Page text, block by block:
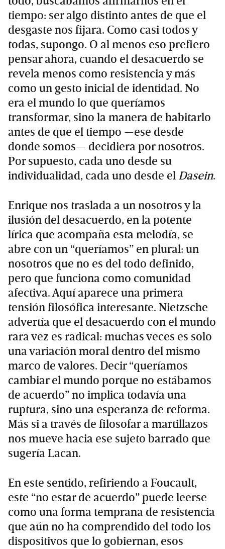
tiempo: ser algo distinto antes de que el
desgaste nos fijara. Como casi todos y
todas, supongo. O al menos eso prefiero
pensar ahora, cuando el desacuerdo se
revela menos como resistencia y más
como un gesto inicial de identidad. No
era el mundo lo que queríamos
transformar, sino la manera de habitarlo
antes de que el tiempo —ese desde
donde somos— decidiera por nosotros.
Por supuesto, cada uno desde su
individualidad, cada uno desde el Dasein.
Enrique nos traslada a un nosotros y la
ilusión del desacuerdo, en la potente
lírica que acompaña esta melodía, se
abre con un “queríamos” en plural: un
nosotros que no es del todo definido,
pero que funciona como comunidad
afectiva. Aquí aparece una primera
tensión filosófica interesante. Nietzsche
advertía que el desacuerdo con el mundo
rara vez es radical: muchas veces es solo
una variación moral dentro del mismo
marco de valores. Decir “queríamos
cambiar el mundo porque no estábamos
de acuerdo” no implica todavía una
ruptura, sino una esperanza de reforma.
Más si a través de filosofar a martillazos
nos mueve hacia ese sujeto barrado que
sugería Lacan.
En este sentido, refiriendo a Foucault,
este “no estar de acuerdo” puede leerse
como una forma temprana de resistencia
que aún no ha comprendido del todo los
dispositivos que lo gobiernan, esos